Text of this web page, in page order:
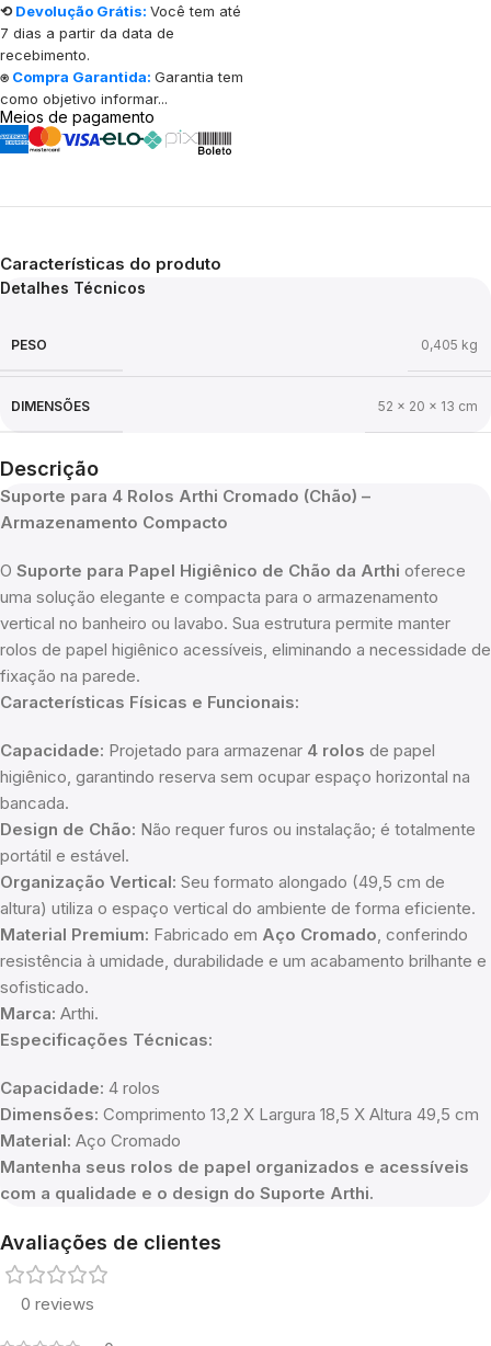
⟲ Devolução Grátis: Você tem até
7 dias a partir da data de
recebimento.
⍟ Compra Garantida: Garantia tem
como objetivo informar...
Meios de pagamento
Características do produto
Detalhes Técnicos
PESO 0,405 kg
DIMENSÕES 52 × 20 × 13 cm
Descrição
Suporte para 4 Rolos Arthi Cromado (Chão) –
Armazenamento Compacto
O Suporte para Papel Higiênico de Chão da Arthi oferece
uma solução elegante e compacta para o armazenamento
vertical no banheiro ou lavabo. Sua estrutura permite manter
rolos de papel higiênico acessíveis, eliminando a necessidade de
fixação na parede.
Características Físicas e Funcionais:
Capacidade: Projetado para armazenar 4 rolos de papel
higiênico, garantindo reserva sem ocupar espaço horizontal na
bancada.
Design de Chão: Não requer furos ou instalação; é totalmente
portátil e estável.
Organização Vertical: Seu formato alongado (49,5 cm de
altura) utiliza o espaço vertical do ambiente de forma eficiente.
Material Premium: Fabricado em Aço Cromado, conferindo
resistência à umidade, durabilidade e um acabamento brilhante e
sofisticado.
Marca: Arthi.
Especificações Técnicas:
Capacidade: 4 rolos
Dimensões: Comprimento 13,2 X Largura 18,5 X Altura 49,5 cm
Material: Aço Cromado
Mantenha seus rolos de papel organizados e acessíveis
com a qualidade e o design do Suporte Arthi.
Avaliações de clientes
0 reviews